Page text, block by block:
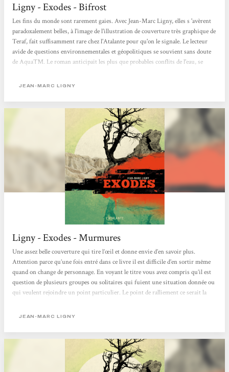
Ligny - Exodes - Bifrost
Les fins du monde sont rarement gaies. Avec Jean-Marc Ligny, elles s 'avèrent
paradoxalement belles, à l'image de l'illustration de couverture très graphique de
Teraf, fait suffisamment rare chez l'Atalante pour qu'on le signale. Le lecteur
avide de questions environnementales et géopolitiques se souvient sans doute
de Aqua™. Le roman anticipait les plus que probables conflits de l'eau, se
ultimes retranchements. Avec Exodes, l'auteur français nous projette en
projection dont on a pu découvrir...
JEAN-MARC LIGNY
Ligny - Exodes - Murmures
Une assez belle couverture qui tire l’œil et donne envie d’en savoir plus.
Attention parce qu’une fois entré dans ce livre il est difficile d’en sortir même
quand on change de personnage. En voyant le titre vous avez compris qu’il est
question de plusieurs groupes ou solitaires qui fuient une situation donnée ou
qui veulent rejoindre un point particulier. Le point de ralliement ce serait la
de Boutefeux, des jeunes qui détruisent tout. Ailleurs aussi la mer monte...
JEAN-MARC LIGNY